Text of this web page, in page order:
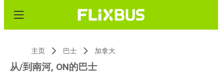
主页 巴士 加拿大
从/到南河, ON的巴士